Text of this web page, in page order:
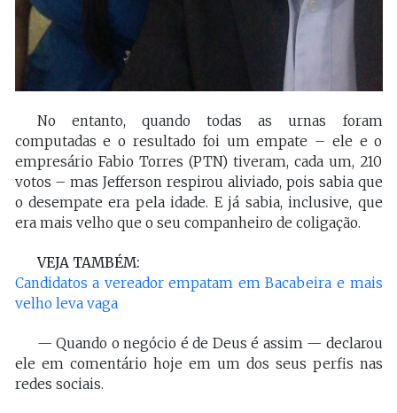
No entanto, quando todas as urnas foram
computadas e o resultado foi um empate – ele e o
empresário Fabio Torres (PTN) tiveram, cada um, 210
votos – mas Jefferson respirou aliviado, pois sabia que
o desempate era pela idade. E já sabia, inclusive, que
era mais velho que o seu companheiro de coligação.
VEJA TAMBÉM:
Candidatos a vereador empatam em Bacabeira e mais
velho leva vaga
— Quando o negócio é de Deus é assim — declarou
ele em comentário hoje em um dos seus perfis nas
redes sociais.